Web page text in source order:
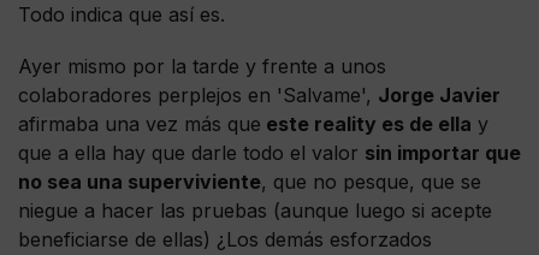
Todo indica que así es.
Ayer mismo por la tarde y frente a unos
colaboradores perplejos en 'Salvame', Jorge Javier
afirmaba una vez más que este reality es de ella y
que a ella hay que darle todo el valor sin importar que
no sea una superviviente, que no pesque, que se
niegue a hacer las pruebas (aunque luego si acepte
beneficiarse de ellas) ¿Los demás esforzados